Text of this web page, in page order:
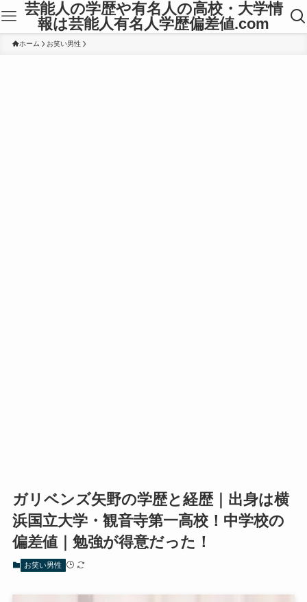
芸能人の学歴や有名人の高校・大学情
報は芸能人有名人学歴偏差値.com
ホーム お笑い男性
ガリベンズ矢野の学歴と経歴｜出身は横
浜国立大学・観音寺第一高校！中学校の
偏差値｜勉強が得意だった！
お笑い男性